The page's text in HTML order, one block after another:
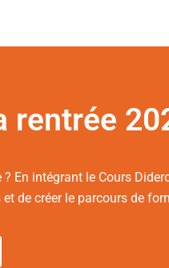
rentrée
En intégrant le Cours
de créer le parcours de